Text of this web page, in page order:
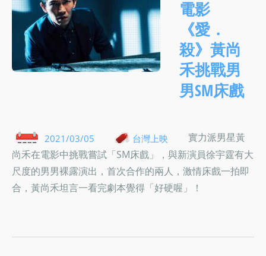
電影
《愛．
殺》黃尚
禾挑戰男
男SM床戲
2021/03/05 台灣上映
實力派男星黃
尚禾在電影中挑戰嘗試「SM床戲」，與新演員徐宇霆有大
尺度的男男裸露演出，首次合作的兩人，激情床戲一拍即
合，黃尚禾坦言一看完劇本覺得「好硬喔」！